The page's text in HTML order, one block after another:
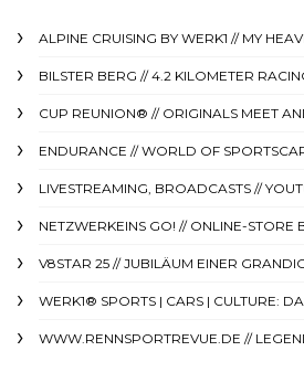
ALPINE CRUISING BY WERK1 // MY
BILSTER BERG // 4.2 KILOMETER
CUP REUNION® // ORIGINALS MEET
ENDURANCE // WORLD OF
LIVESTREAMING, BROADCASTS //
NETZWERKEINS GO! // ONLINE-STORE
V8STAR 25 // JUBILÄUM EINER
WERK1® SPORTS | CARS | CULTURE:
WWW.RENNSPORTREVUE.DE //